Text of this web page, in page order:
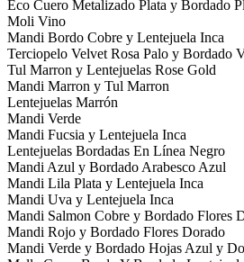
Eco Cuero Metalizado Plata y Bordado
Moli Vino
Mandi Bordo Cobre y Lentejuela Inca
Terciopelo Velvet Rosa Palo y Bordado
Tul Marron y Lentejuelas Rose Gold
Mandi Marron y Tul Marron
Lentejuelas Marrón
Mandi Verde
Mandi Fucsia y Lentejuela Inca
Lentejuelas Bordadas En Línea Negro
Mandi Azul y Bordado Arabesco Azul
Mandi Lila Plata y Lentejuela Inca
Mandi Uva y Lentejuela Inca
Mandi Salmon Cobre y Bordado Flores
Mandi Rojo y Bordado Flores Dorado
Mandi Verde y Bordado Hojas Azul y